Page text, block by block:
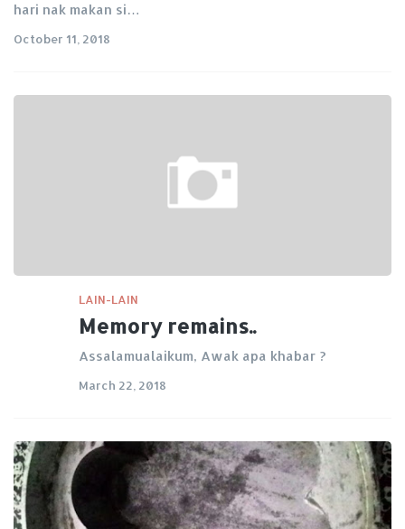
hari nak makan si…
October 11, 2018
LAIN-LAIN
Memory remains..
Assalamualaikum, Awak apa khabar ?
March 22, 2018